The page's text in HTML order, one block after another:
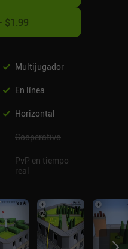
$1.99
Multijugador
En línea
Horizontal
Cooperativo
PvP en tiempo
real